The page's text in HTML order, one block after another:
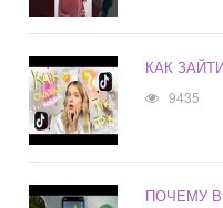
КАК
9435
ПОЧЕМУ